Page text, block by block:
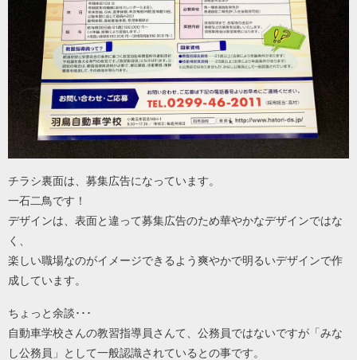
チラシ裏面は、募集広告になっています。
一石二鳥です！
デザインは、表面と違って募集広告のため華やかなデザインではな
く、
楽しい職場なのがイメージできるよう爽やかで明るいデザインで作
成しています。
ちょっと余談･･･
自動車学校さんの教習指導員さんて、公務員ではないですが「みな
し公務員」として一般認識されているとの事です。